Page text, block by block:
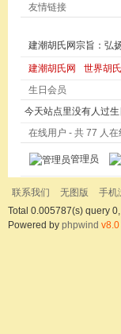
友情链接
建潮胡氏网宗旨：弘
建潮胡氏网 世界胡
生日会员
今天站点里没有人过生
在线用户 - 共 77 人
管理员
联系我们 无图版 手机
Total 0.005787(s) query
Powered by phpwind v8.0